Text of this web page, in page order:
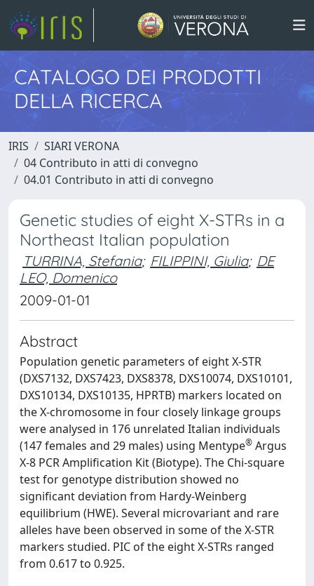
CATALOGO DEI PRODOTTI
DELLA RICERCA
IRIS
SIARI VERONA
04 Contributo in atti di convegno
04.01 Contributo in atti di convegno
Genetic studies of eight X-STRs in a
Northeast Italian population
TURRINA, Stefania; FILIPPINI, Giulia; DE
LEO, Domenico
2009-01-01
Abstract
Population genetic parameters of eight X-STR
(DXS7132, DXS7423, DXS8378, DXS10074, DXS10101,
DXS10134, DXS10135, HPRTB) markers located on
the X-chromosome in four closely linkage groups
were analysed in 176 unrelated Italian individuals
(147 females and 29 males) using Mentype® Argus
X-8 PCR Amplification Kit (Biotype). The Chi-square
test for genotype distribution showed no
significant deviation from Hardy-Weinberg
equilibrium (HWE). Several microvariant and rare
alleles have been observed in some of the X-STR
markers studied. PIC of the eight X-STRs ranged
from 0.617 to 0.925.